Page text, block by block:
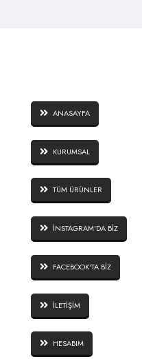
ANASAYFA
KURUMSAL
TÜM ÜRÜNLER
İNSTAGRAM'DA BİZ
FACEBOOK'TA BİZ
İLETİŞİM
HESABIM